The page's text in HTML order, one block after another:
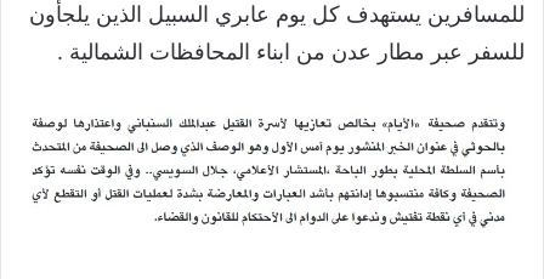
للمسافرين يستهدف كل يوم عابري السبيل الذين يلجأون
للسفر عبر مطار عدن من ابناء المحافظات الشمالية .